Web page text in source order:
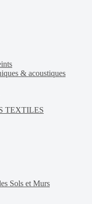
& acoustiques
TEXTILES
Sols et Murs